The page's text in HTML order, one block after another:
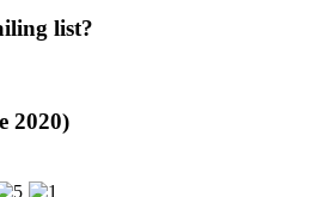
list?
2020)